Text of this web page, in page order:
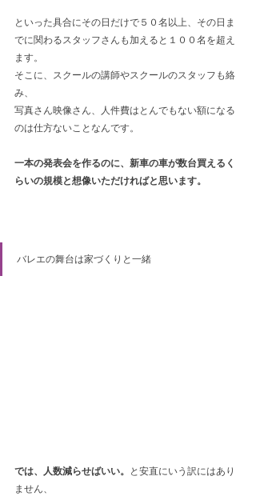
といった具合にその日だけで５０名以上、その日ま
でに関わるスタッフさんも加えると１００名を超え
ます。
そこに、スクールの講師やスクールのスタッフも絡
み、
写真さん映像さん、
人件費はとんでもない額になる
のは仕方ないことなんです。
一本の発表会を作るのに、新車の車が数台買えるく
らいの規模と想像いただければと思います。
バレエの舞台は家づくりと一緒
では、人数減らせばいい。
と安直にいう訳にはあり
ません、